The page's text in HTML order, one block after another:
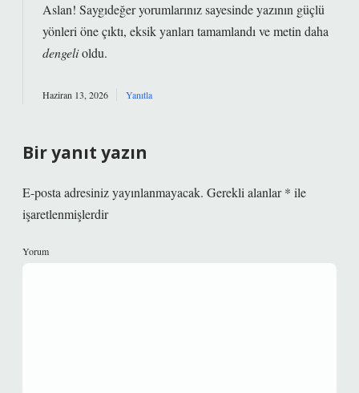
Aslan! Saygıdeğer yorumlarınız sayesinde yazının güçlü
yönleri öne çıktı, eksik yanları tamamlandı ve metin daha
dengelioldu.
Haziran 13, 2026 Yanıtla
Bir yanıt yazın
E-posta adresiniz yayınlanmayacak. Gerekli alanlar* ile
işaretlenmişlerdir
Yorum